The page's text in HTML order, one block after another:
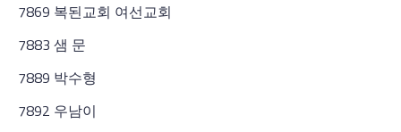
7869 복된교회 여선교회
7883 샘 문
7889 박수형
7892 우남이